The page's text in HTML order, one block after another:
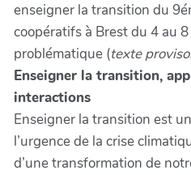
enseigner la transition du
coopératifs à Brest du 4 au
problématique (texte
Enseigner la transition,
interactions
Enseigner la transition est
l’urgence de la crise
d’une transformation de